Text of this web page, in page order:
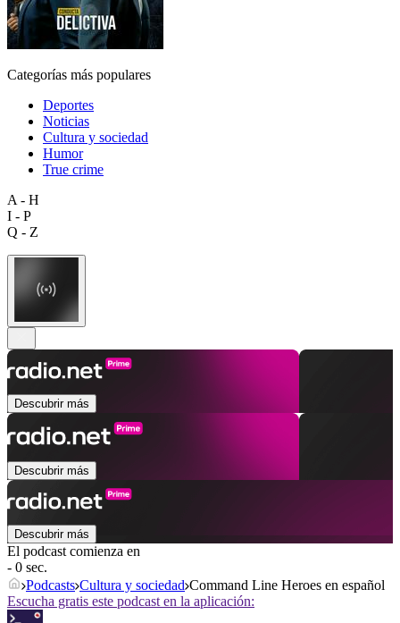
Categorías más populares
Deportes
Noticias
Cultura y sociedad
Humor
True crime
A - H
I - P
Q - Z
Descubrir más
Descubrir más
Descubrir más
El podcast comienza en
- 0 sec.
Podcasts Cultura y sociedad Command Line Heroes en español
Escucha gratis este podcast en la aplicación: